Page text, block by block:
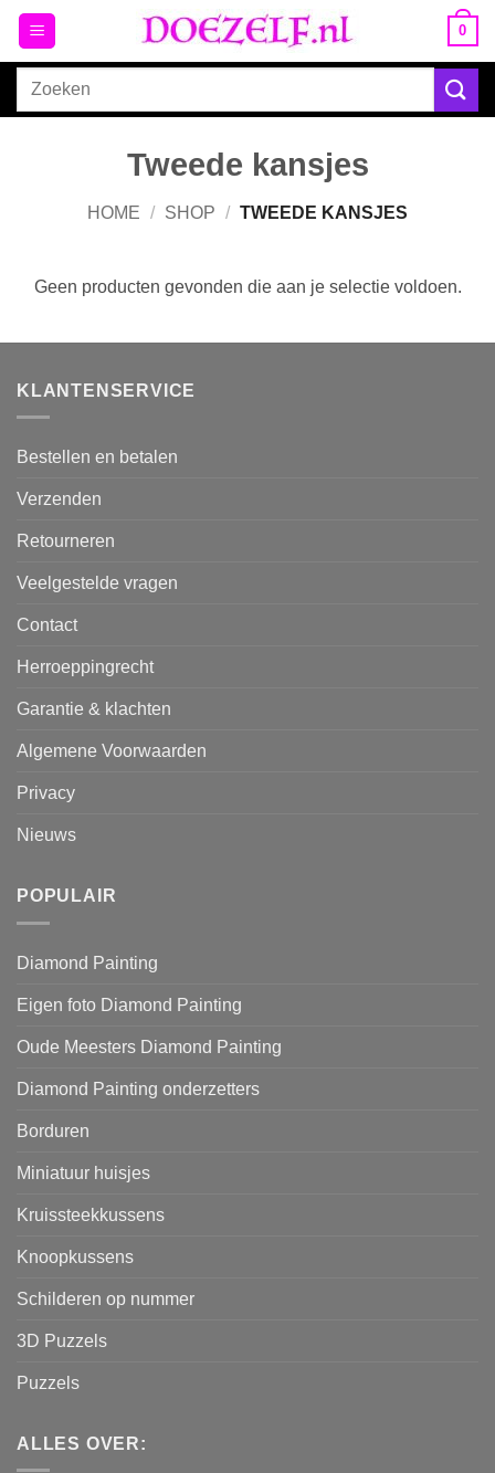
Ga
naar
inhoud
0
Zoeken
Tweede kansjes
HOME / SHOP / TWEEDE KANSJES
Geen producten gevonden die aan je selectie voldoen.
KLANTENSERVICE
Bestellen en betalen
Verzenden
Retourneren
Veelgestelde vragen
Contact
Herroeppingrecht
Garantie & klachten
Algemene Voorwaarden
Privacy
Nieuws
POPULAIR
Diamond Painting
Eigen foto Diamond Painting
Oude Meesters Diamond Painting
Diamond Painting onderzetters
Borduren
Miniatuur huisjes
Kruissteekkussens
Knoopkussens
Schilderen op nummer
3D Puzzels
Puzzels
ALLES OVER: